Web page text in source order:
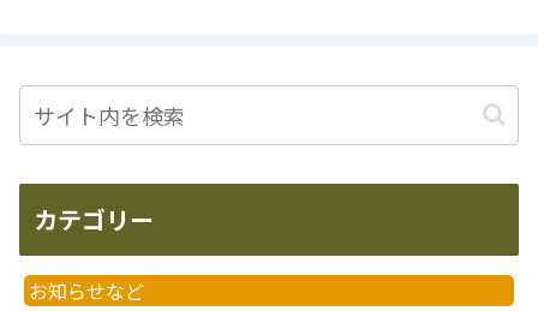
カテゴリー
お知らせなど